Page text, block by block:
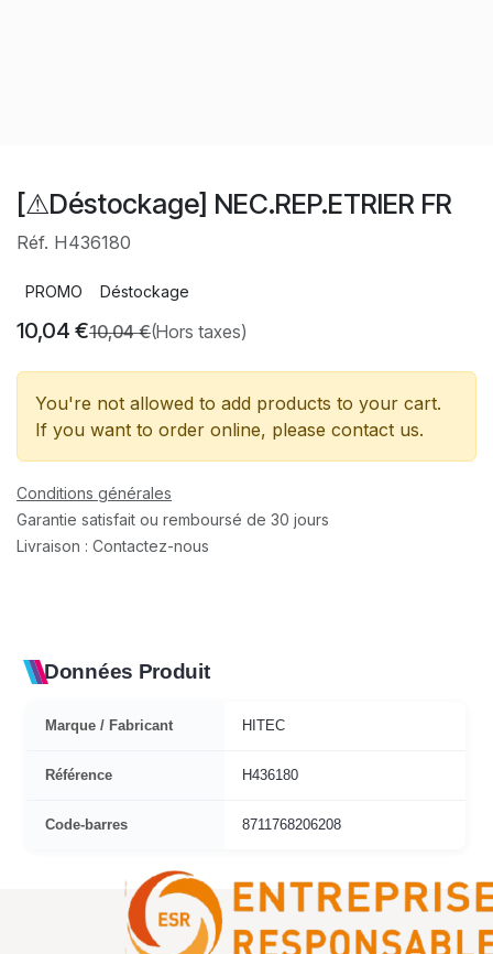
[⚠Déstockage] NEC.REP.ETRIER FR
Réf. H436180
PROMO Déstockage
10,04 €10,04€(Hors taxes)
You're not allowed to add products to your cart.
If you want to order online, please contact us.
Conditions générales
Garantie satisfait ou remboursé de 30 jours
Livraison : Contactez-nous
Données Produit
Marque / Fabricant HITEC
Référence H436180
Code-barres 8711768206208